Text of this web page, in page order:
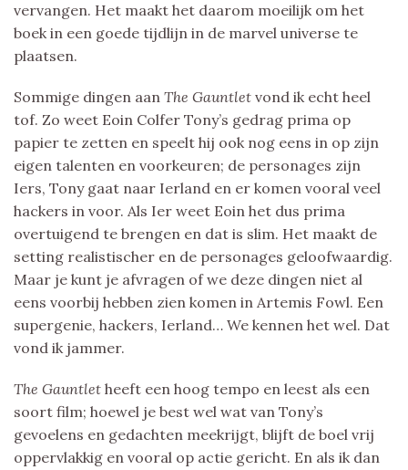
vervangen. Het maakt het daarom moeilijk om het
boek in een goede tijdlijn in de marvel universe te
plaatsen.
Sommige dingen aan The Gauntlet vond ik echt heel
tof. Zo weet Eoin Colfer Tony’s gedrag prima op
papier te zetten en speelt hij ook nog eens in op zijn
eigen talenten en voorkeuren; de personages zijn
Iers, Tony gaat naar Ierland en er komen vooral veel
hackers in voor. Als Ier weet Eoin het dus prima
overtuigend te brengen en dat is slim. Het maakt de
setting realistischer en de personages geloofwaardig.
Maar je kunt je afvragen of we deze dingen niet al
eens voorbij hebben zien komen in Artemis Fowl. Een
supergenie, hackers, Ierland… We kennen het wel. Dat
vond ik jammer.
The Gauntlet heeft een hoog tempo en leest als een
soort film; hoewel je best wel wat van Tony’s
gevoelens en gedachten meekrijgt, blijft de boel vrij
oppervlakkig en vooral op actie gericht. En als ik dan